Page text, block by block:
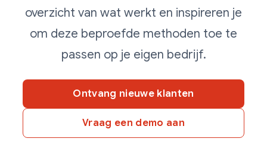
overzicht van wat werkt en inspireren je
om deze beproefde methoden toe te
passen op je eigen bedrijf.
Ontvang nieuwe klanten
Vraag een demo aan